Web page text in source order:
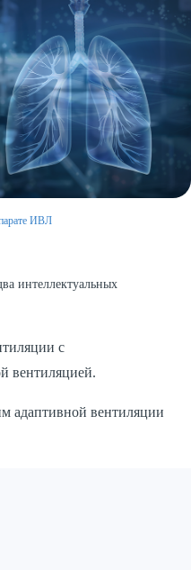
ИВЛ
интеллектуальных
с
вентиляцией.
адаптивной вентиляции